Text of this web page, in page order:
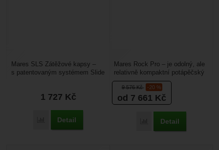
1 727 Kč
Přidat 'Mares SLS Zátěžové kapsy' k porovnání
Detail
Mares SLS Zátěžové kapsy –
s patentovaným systémem Slide
9 576Kč -20 %
od 7 661 Kč
Přidat 'Mares Rock Pro'
Detail
Mares Rock Pro – je odolný, ale
relativně kompaktní potápěčský
kompenzátor vztlaku typu žaket.
Vztlaková...